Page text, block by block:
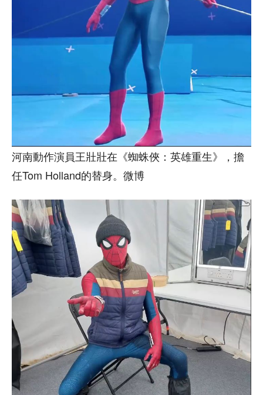
河南動作演員王壯壯在《蜘蛛俠：英雄重生》，擔
任Tom Holland的替身。微博